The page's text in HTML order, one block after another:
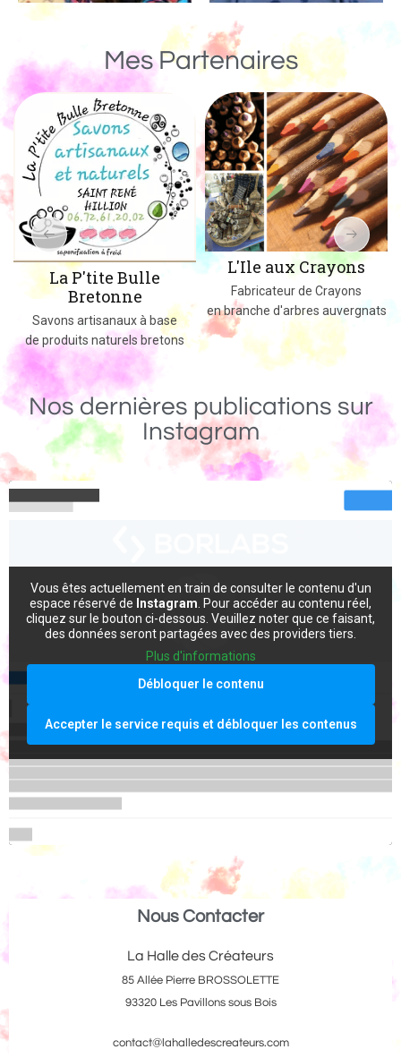
Mes Partenaires
L'Ile aux Crayons
Fabricateur de Crayons
en branche d'arbres auvergnats
Un Monde de Bois
Des jeux, jouets et objets en bois
massif fabriqués dans le 02
Nos dernières publications sur
Instagram
Vous êtes actuellement en train de consulter le contenu d'un
espace réservé de Instagram . Pour accéder au contenu réel,
cliquez sur le bouton ci-dessous. Veuillez noter que ce faisant,
des données seront partagées avec des providers tiers.
Plus d'informations
Débloquer le contenu
Accepter le service requis et débloquer les contenus
Nous Contacter
La Halle des Créateurs
85 Allée Pierre BROSSOLETTE
93320 Les Pavillons sous Bois
contact@lahalledescreateurs.com